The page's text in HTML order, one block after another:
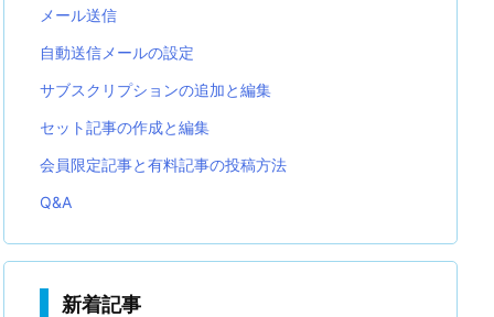
メール送信
自動送信メールの設定
サブスクリプションの追加と編集
セット記事の作成と編集
会員限定記事と有料記事の投稿方法
Q&A
新着記事